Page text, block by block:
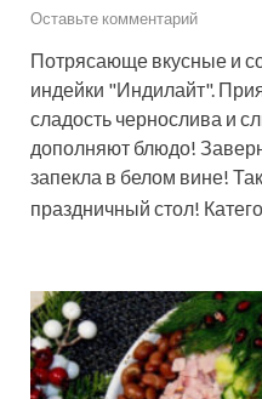
Оставьте комментарий
Потрясающе вкусные и
индейки "Индилайт".
сладость чернослива и
дополняют блюдо!
запекла в белом вине!
праздничный стол!